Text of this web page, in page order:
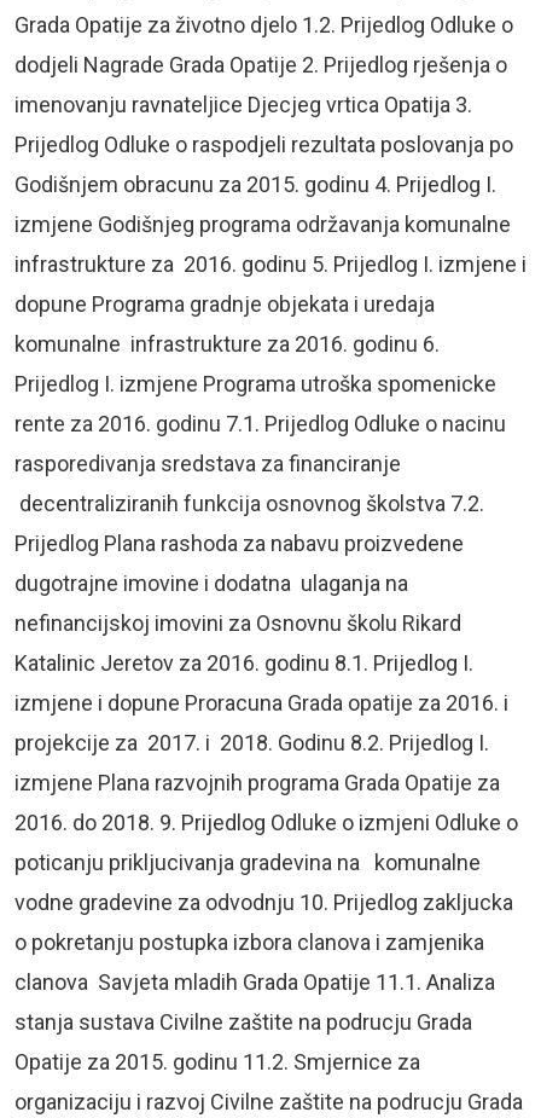
Grada Opatije za životno djelo 1.2. Prijedlog Odluke o
dodjeli Nagrade Grada Opatije 2. Prijedlog rješenja o
imenovanju ravnateljice Djecjeg vrtica Opatija 3.
Prijedlog Odluke o raspodjeli rezultata poslovanja po
Godišnjem obracunu za 2015. godinu 4. Prijedlog I.
izmjene Godišnjeg programa održavanja komunalne
infrastrukture za 2016. godinu 5. Prijedlog I. izmjene i
dopune Programa gradnje objekata i uredaja
komunalne infrastrukture za 2016. godinu 6.
Prijedlog I. izmjene Programa utroška spomenicke
rente za 2016. godinu 7.1. Prijedlog Odluke o nacinu
rasporedivanja sredstava za financiranje
decentraliziranih funkcija osnovnog školstva 7.2.
Prijedlog Plana rashoda za nabavu proizvedene
dugotrajne imovine i dodatna ulaganja na
nefinancijskoj imovini za Osnovnu školu Rikard
Katalinic Jeretov za 2016. godinu 8.1. Prijedlog I.
izmjene i dopune Proracuna Grada opatije za 2016. i
projekcije za 2017. i 2018. Godinu 8.2. Prijedlog I.
izmjene Plana razvojnih programa Grada Opatije za
2016. do 2018. 9. Prijedlog Odluke o izmjeni Odluke o
poticanju prikljucivanja gradevina na komunalne
vodne gradevine za odvodnju 10. Prijedlog zakljucka
o pokretanju postupka izbora clanova i zamjenika
clanova Savjeta mladih Grada Opatije 11.1. Analiza
stanja sustava Civilne zaštite na podrucju Grada
Opatije za 2015. godinu 11.2. Smjernice za
organizaciju i razvoj Civilne zaštite na podrucju Grada